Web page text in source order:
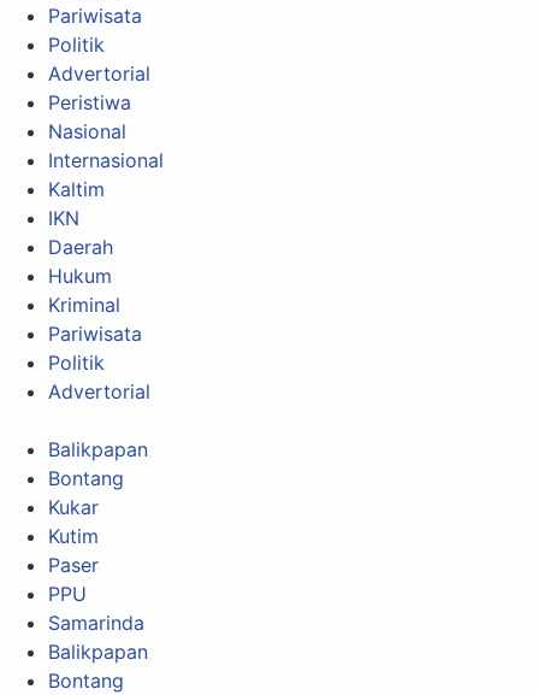
Pariwisata
Politik
Advertorial
Peristiwa
Nasional
Internasional
Kaltim
IKN
Daerah
Hukum
Kriminal
Pariwisata
Politik
Advertorial
Balikpapan
Bontang
Kukar
Kutim
Paser
PPU
Samarinda
Balikpapan
Bontang